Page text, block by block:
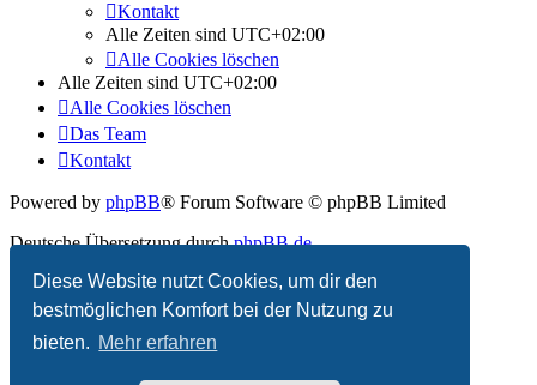
Diese Website nutzt Cookies, um dir den
bestmöglichen Komfort bei der Nutzung zu
bieten. Mehr erfahren
Kontakt
Alle Zeiten sind UTC+02:00
Alle Cookies löschen
Alle Zeiten sind UTC+02:00
Alle Cookies löschen
Das Team
Kontakt
Powered by phpBB® Forum Software © phpBB Limited
Deutsche Übersetzung durchphpBB.de
Datenschutz |Nutzungsbedingungen